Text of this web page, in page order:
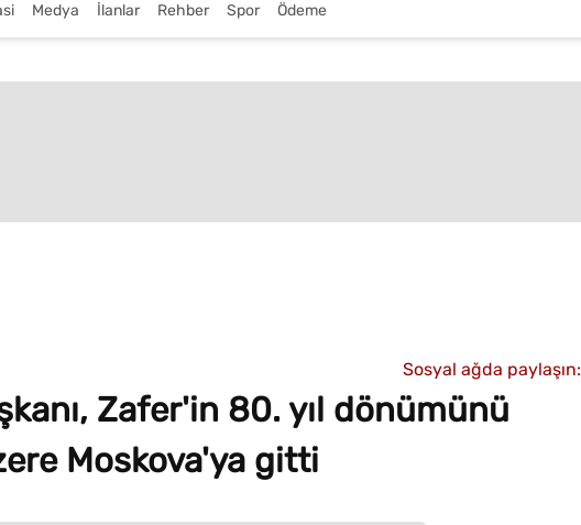
Medya İlanlar Rehber Spor Ödeme
Sosyal ağda paylaşın:
Zafer'in 80. yıl dönümünü
Moskova'ya gitti